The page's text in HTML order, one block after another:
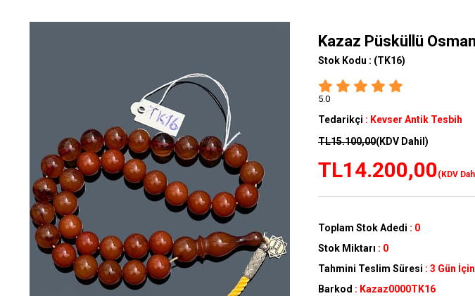
Kazaz Püsküllü
Stok Kodu : (TK16)
5.0
Tedarikçi : Kevser Antik Tesbih
TL15.100,00(KDV Dahil)
TL14.200,00(KDV
Toplam Stok Adedi : 0
Stok Miktarı : 0
Tahmini Teslim Süresi : 3 Gün
Barkod : Kazaz0000TK16